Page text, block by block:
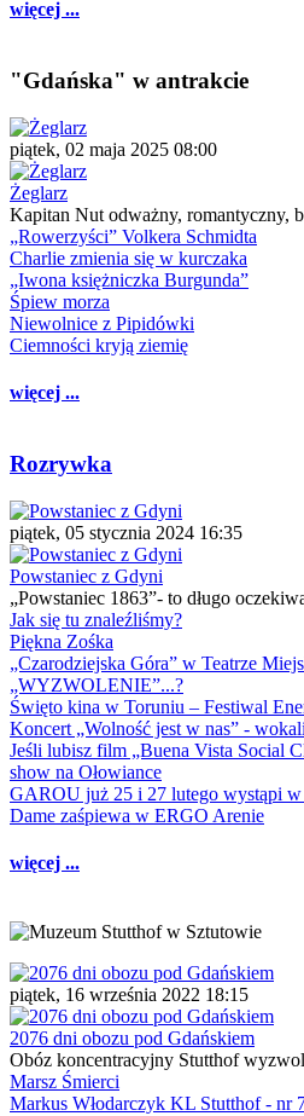
więcej ...
"Gdańska" w antrakcie
piątek, 02 maja 2025 08:00
Żeglarz
Kapitan Nut odważny, romantyczny,
„Rowerzyści” Volkera Schmidta
Charlie zmienia się w kurczaka
„Iwona księżniczka Burgunda”
Śpiew morza
Niewolnice z Pipidówki
Ciemności kryją ziemię
więcej ...
Rozrywka
piątek, 05 stycznia 2024 16:35
Powstaniec z Gdyni
„Powstaniec 1863”- to długo
Jak się tu znaleźliśmy?
Piękna Zośka
„Czarodziejska Góra” w Teatrze
„WYZWOLENIE”...?
Święto kina w Toruniu – Festiwal
Koncert „Wolność jest w nas” -
Jeśli lubisz film „Buena Vista Social
show na Ołowiance
GAROU już 25 i 27 lutego wystąpi
Dame zaśpiewa w ERGO Arenie
więcej ...
piątek, 16 września 2022 18:15
2076 dni obozu pod Gdańskiem
Obóz koncentracyjny Stutthof
Marsz Śmierci
Markus Włodarczyk KL Stutthof - nr